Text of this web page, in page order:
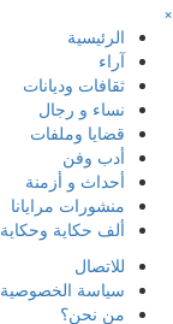
×
الرئيسية
آراء
ثقافات وديانات
نساء و رجال
قضايا وملفات
أدب وفن
أحداث و أزمنة
منشورات مرايانا
ألف حكاية وحكاية
للاتصال
سياسة الخصوصية
من نحن؟